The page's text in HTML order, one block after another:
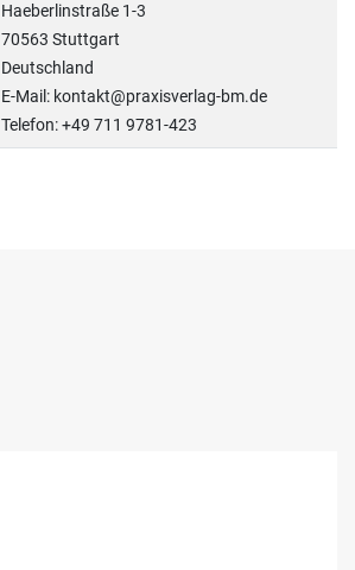
Haeberlinstraße 1-3
70563 Stuttgart
Deutschland
E-Mail: kontakt@praxisverlag-bm.de
Telefon: +49 711 9781-423